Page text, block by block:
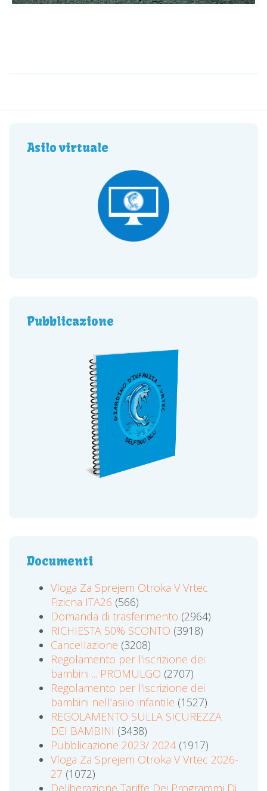
Asilo virtuale
Pubblicazione
Documenti
Vloga Za Sprejem Otroka V Vrtec
Fizicna ITA26 (566)
Domanda di trasferimento (2964)
RICHIESTA 50% SCONTO (3918)
Cancellazione (3208)
Regolamento per l’iscrizione dei
bambini ... PROMULGO (2707)
Regolamento per l’iscrizione dei
bambini nell’asilo infantile (1527)
REGOLAMENTO SULLA SICUREZZA
DEI BAMBINI (3438)
Pubblicazione 2023/ 2024(1917)
Vloga Za Sprejem Otroka V Vrtec 2026-
27 (1072)
Deliberazione Tariffe Dei Programmi Di